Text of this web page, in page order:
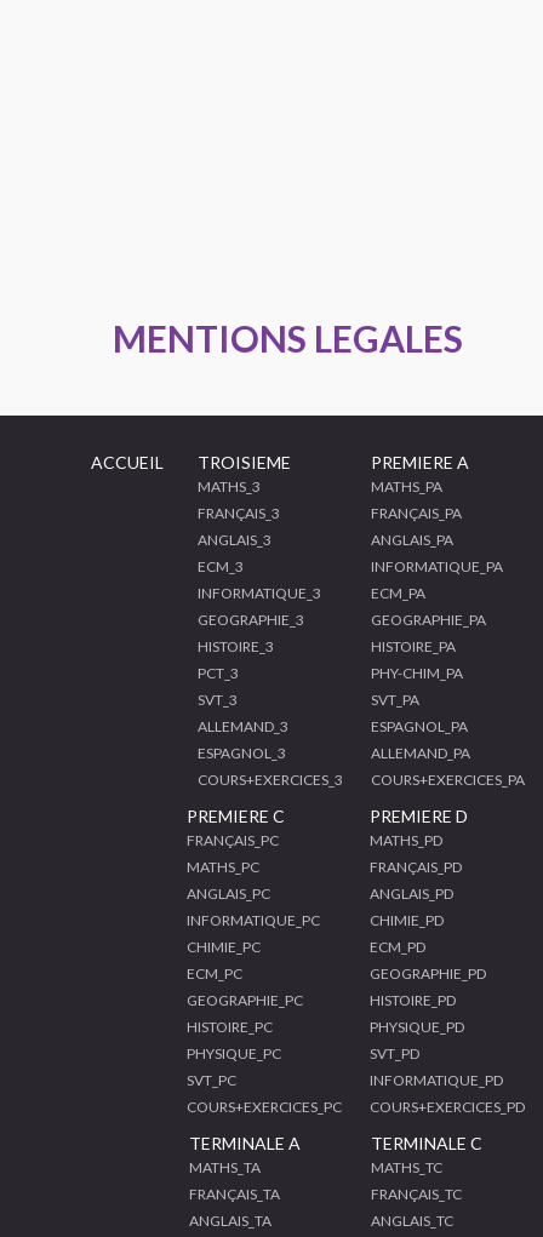
MENTIONS LEGALES
ACCUEIL TROISIEME
MATHS_3
FRANÇAIS_3
ANGLAIS_3
ECM_3
INFORMATIQUE_3
GEOGRAPHIE_3
HISTOIRE_3
PCT_3
SVT_3
ALLEMAND_3
ESPAGNOL_3
COURS+EXERCICES_3
PREMIERE A
MATHS_PA
FRANÇAIS_PA
ANGLAIS_PA
INFORMATIQUE_PA
ECM_PA
GEOGRAPHIE_PA
HISTOIRE_PA
PHY-CHIM_PA
SVT_PA
ESPAGNOL_PA
ALLEMAND_PA
COURS+EXERCICES_PA
PREMIERE C
FRANÇAIS_PC
MATHS_PC
ANGLAIS_PC
INFORMATIQUE_PC
CHIMIE_PC
ECM_PC
GEOGRAPHIE_PC
HISTOIRE_PC
PHYSIQUE_PC
SVT_PC
COURS+EXERCICES_PC
PREMIERE D
MATHS_PD
FRANÇAIS_PD
ANGLAIS_PD
CHIMIE_PD
ECM_PD
GEOGRAPHIE_PD
HISTOIRE_PD
PHYSIQUE_PD
SVT_PD
INFORMATIQUE_PD
COURS+EXERCICES_PD
TERMINALE A
MATHS_TA
FRANÇAIS_TA
ANGLAIS_TA
TERMINALE C
MATHS_TC
FRANÇAIS_TC
ANGLAIS_TC